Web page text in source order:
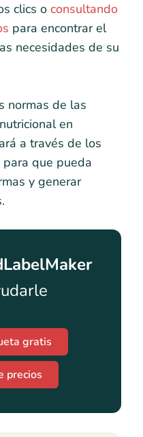
clics o consultando
para encontrar el
necesidades de su
normas de las
en
a través de los
que pueda
y generar
gratis
precios